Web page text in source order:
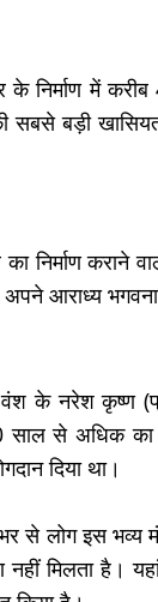
के निर्माण में
सबसे बड़ी
का निर्माण कराने
आराध्य
के नरेश कृष्ण
साल से अधिक
दिया था।
से लोग इस
नहीं मिलता है।